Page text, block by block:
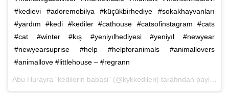
#kedievi #adoremobilya #küçükbirhediye #sokakhayvanları
#yardım #kedi #kediler #cathouse #catsofinstagram #cats
#cat #winter #kış #yeniyılhediyesi #yeniyıl #newyear
#newyearsuprise #help #helpforanimals #animallovers
#animallove #littlehouse – #regrann